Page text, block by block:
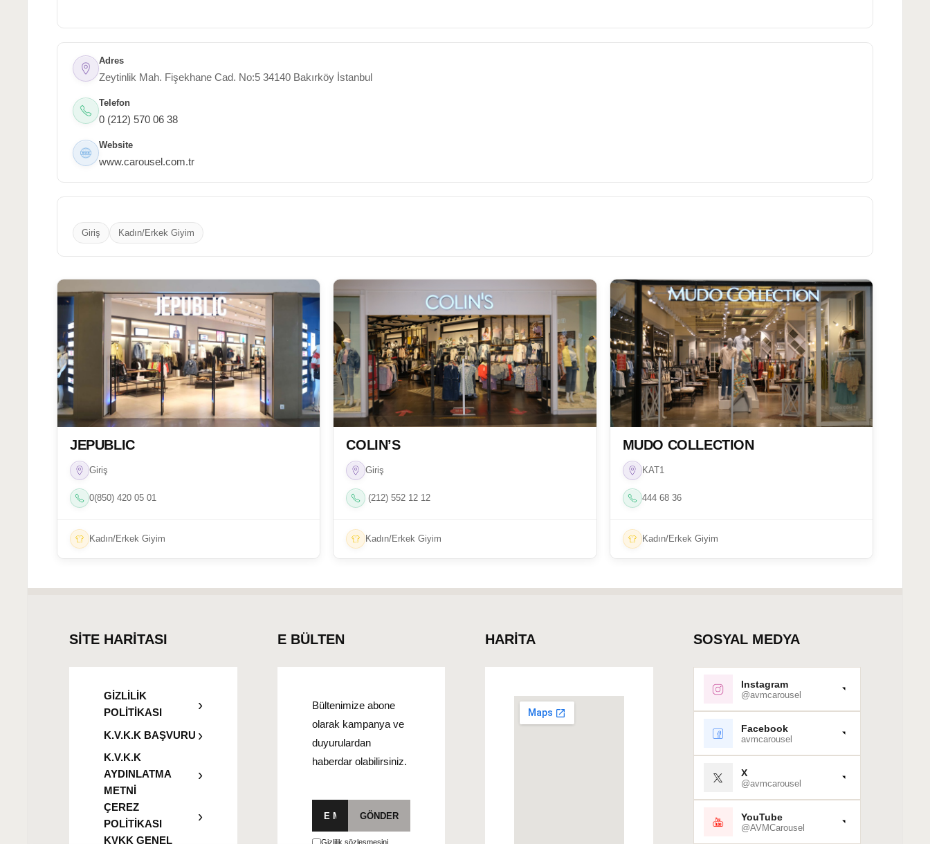
Adres
Zeytinlik Mah. Fişekhane Cad. No:5 34140 Bakırköy İstanbul
Telefon
0 (212) 570 06 38
Website
www.carousel.com.tr
Giriş Kadın/Erkek Giyim
JEPUBLIC
Giriş
0(850) 420 05 01
Kadın/Erkek Giyim
COLIN’S
Giriş
(212) 552 12 12
Kadın/Erkek Giyim
MUDO COLLECTION
KAT1
444 68 36
Kadın/Erkek Giyim
SİTE HARİTASI
GİZLİLİK
POLİTİKASI
K.V.K.K BAŞVURU
K.V.K.K
AYDINLATMA
METNİ
ÇEREZ
POLİTİKASI
KVKK GENEL
E BÜLTEN
Bültenimize abone
olarak kampanya ve
duyurulardan
haberdar olabilirsiniz.
GÖNDER
Gizlilik sözleşmesini
HARİTA SOSYAL MEDYA
Instagram
@avmcarousel
Facebook
avmcarousel
X
@avmcarousel
YouTube
@AVMCarousel